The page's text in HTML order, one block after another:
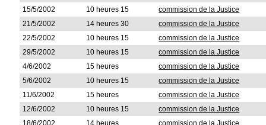
15/5/2002
10 heures 15
commission de la Justice
21/5/2002
14 heures 30
commission de la Justice
22/5/2002
10 heures 15
commission de la Justice
29/5/2002
10 heures 15
commission de la Justice
4/6/2002
15 heures
commission de la Justice
5/6/2002
10 heures 15
commission de la Justice
11/6/2002
15 heures
commission de la Justice
12/6/2002
10 heures 15
commission de la Justice
18/6/2002
14 heures
commission de la Justice